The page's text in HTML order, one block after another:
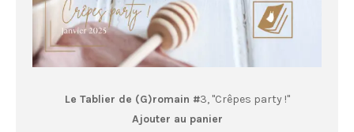
Le Tablier de (G)romain #3, "Crêpes party !"
Ajouter au panier